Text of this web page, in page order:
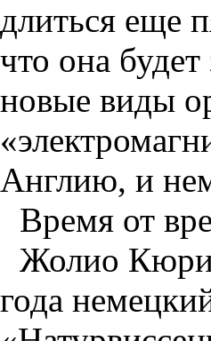
длиться еще
что она
новые виды
Англию, и
Время от
Жолио Кюри
года